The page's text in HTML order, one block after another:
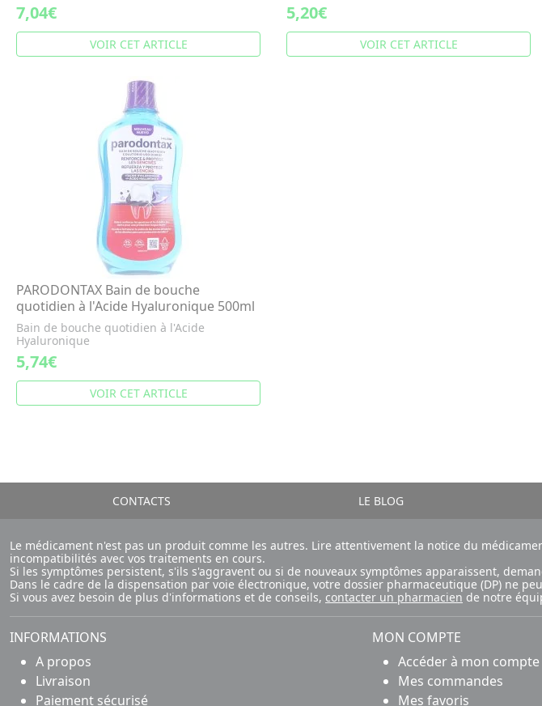
7,04€
VOIR CET ARTICLE
5,20€
VOIR CET ARTICLE
PARODONTAX Bain de bouche
quotidien à l'Acide Hyaluronique 500ml
Bain de bouche quotidien à l'Acide
Hyaluronique
5,74€
VOIR CET ARTICLE
CONTACTS LE BLOG
Le médicament n'est pas un produit comme les autres. Lire attentivement la notice du
incompatibilités avec vos traitements en cours.
Si les symptômes persistent, s'ils s'aggravent ou si de nouveaux symptômes apparaissent,
Dans le cadre de la dispensation par voie électronique, votre dossier pharmaceutique (DP) ne
Si vous avez besoin de plus d'informations et de conseils, contacter un pharmacien de notre
INFORMATIONS
A propos
Livraison
Paiement sécurisé
MON COMPTE
Accéder à mon compte
Mes commandes
Mes favoris